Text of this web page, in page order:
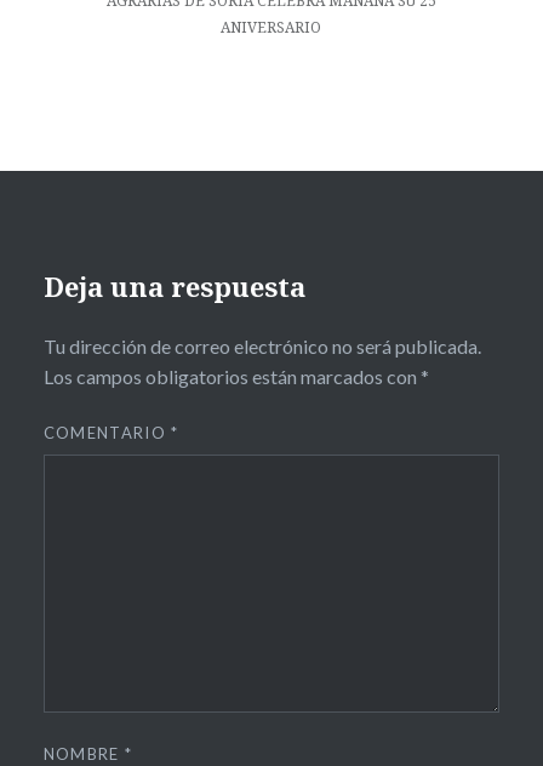
ANIVERSARIO
Deja una respuesta
Tu dirección de correo electrónico no será publicada.
Los campos obligatorios están marcados con *
COMENTARIO*
NOMBRE *